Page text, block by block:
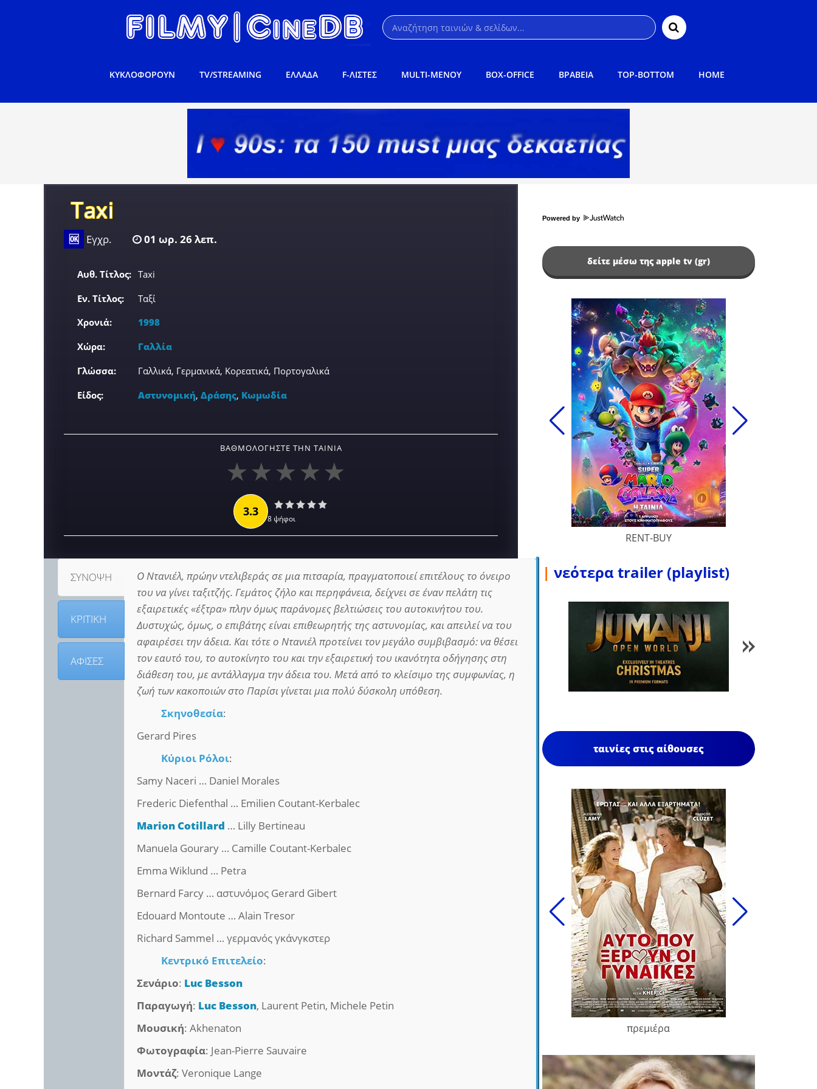
ΚΥΚΛΟΦΟΡΟΥΝ TV/STREAMING ΕΛΛΑΔΑ F-ΛΙΣΤΕΣ MULTI-ΜΕΝΟΥ BOX-OFFICE ΒΡΑΒΕΙΑ TOP-BOTTOM HOME
Taxi
🆗 Εγχρ. 01 ωρ. 26 λεπ.
Αυθ. Τίτλος: Taxi
Εν. Τίτλος:
Ταξί
Χρονιά:
1998
Χώρα:
Γαλλία
Γλώσσα:
Γαλλικά, Γερμανικά, Κορεατικά, Πορτογαλικά
Είδος:
Αστυνομική,Δράσης, Κωμωδία
ΒΑΘΜΟΛΟΓΉΣΤΕ ΤΗΝ ΤΑΙΝΊΑ
3.3 8 ψήφοι
ΣΥΝΟΨΗ
ΚΡΙΤΙΚΗ
ΑΦΙΣΕΣ
Ο Ντανιέλ, πρώην ντελιβεράς σε μια πιτσαρία, πραγματοποιεί επιτέλους το όνειρο
του να γίνει ταξιτζής. Γεμάτος ζήλο και περηφάνεια, δείχνει σε έναν πελάτη τις
εξαιρετικές «έξτρα» πλην όμως παράνομες βελτιώσεις του αυτοκινήτου του.
Δυστυχώς, όμως, ο επιβάτης είναι επιθεωρητής της αστυνομίας, και απειλεί να του
αφαιρέσει την άδεια. Και τότε ο Ντανιέλ προτείνει τον μεγάλο συμβιβασμό: να θέσει
τον εαυτό του, το αυτοκίνητο του και την εξαιρετική του ικανότητα οδήγησης στη
διάθεση του, με αντάλλαγμα την άδεια του. Μετά από το κλείσιμο της συμφωνίας, η
ζωή των κακοποιών στο Παρίσι γίνεται μια πολύ δύσκολη υπόθεση.
Σκηνοθεσία:
Gerard Pires
Κύριοι Ρόλοι:
Samy Naceri … Daniel Morales
Frederic Diefenthal … Emilien Coutant-Kerbalec
Marion Cotillard … Lilly Bertineau
Manuela Gourary … Camille Coutant-Kerbalec
Emma Wiklund … Petra
Bernard Farcy … αστυνόμος Gerard Gibert
Edouard Montoute … Alain Tresor
Richard Sammel … γερμανός γκάνγκστερ
Κεντρικό Επιτελείο:
Σενάριο: Luc Besson
Παραγωγή: Luc Besson, Laurent Petin, Michele Petin
Μουσική: Akhenaton
Φωτογραφία: Jean-Pierre Sauvaire
Μοντάζ: Veronique Lange
Powered by
δείτε μέσω της apple tv (gr)
RENT-BUY
| νεότερα trailer (playlist)
1/85
ταινίες στις αίθουσες
πρεμιέρα